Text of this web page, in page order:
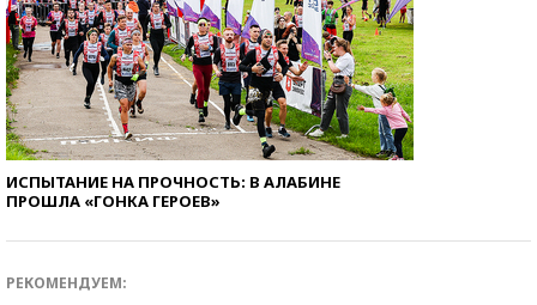
ИСПЫТАНИЕ НА ПРОЧНОСТЬ: В АЛАБИНЕ
ПРОШЛА «ГОНКА ГЕРОЕВ»
РЕКОМЕНДУЕМ: